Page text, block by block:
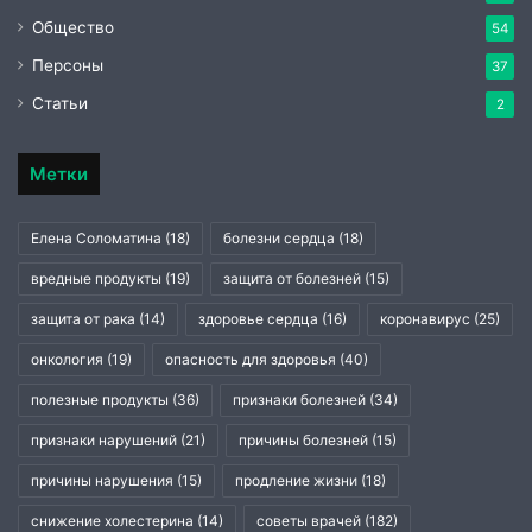
Общество 54
Персоны 37
Статьи 2
Метки
Елена Соломатина (18) болезни сердца (18)
вредные продукты (19) защита от болезней (15)
защита от рака (14) здоровье сердца (16) коронавирус (25)
онкология (19) опасность для здоровья (40)
полезные продукты (36) признаки болезней (34)
признаки нарушений (21) причины болезней (15)
причины нарушения (15) продление жизни (18)
снижение холестерина (14) советы врачей (182)